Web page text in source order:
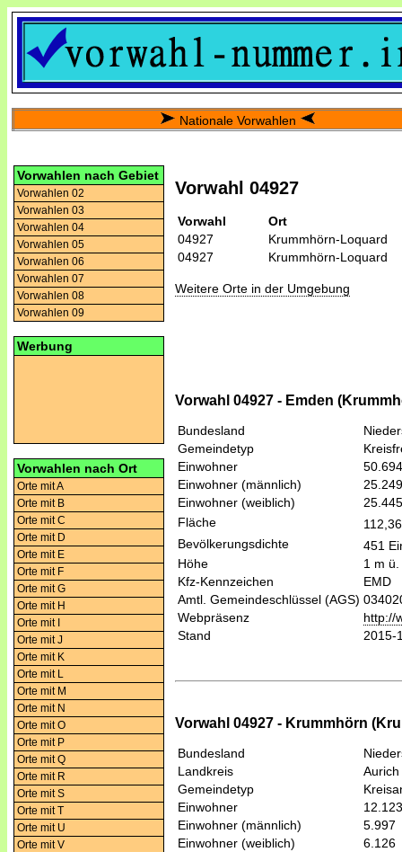
Nationale Vorwahlen
Vorwahlen nach Gebiet
Vorwahlen 02
Vorwahlen 03
Vorwahlen 04
Vorwahlen 05
Vorwahlen 06
Vorwahlen 07
Vorwahlen 08
Vorwahlen 09
Werbung
Vorwahlen nach Ort
Orte mit A
Orte mit B
Orte mit C
Orte mit D
Orte mit E
Orte mit F
Orte mit G
Orte mit H
Orte mit I
Orte mit J
Orte mit K
Orte mit L
Orte mit M
Orte mit N
Orte mit O
Orte mit P
Orte mit Q
Orte mit R
Orte mit S
Orte mit T
Orte mit U
Orte mit V
Vorwahl 04927
Vorwahl
Ort
04927
Krummhörn-Loquard
04927
Krummhörn-Loquard
Weitere Orte in der Umgebung
Vorwahl 04927 - Emden
Bundesland
Gemeindetyp
Einwohner
50.694
Einwohner (männlich)
25.249
Einwohner (weiblich)
25.445
Fläche
Bevölkerungsdichte
451
Höhe
1 m ü.
Kfz-Kennzeichen
EMD
Amtl. Gemeindeschlüssel (AGS)
Webpräsenz
http://
Stand
2015-
Vorwahl 04927 - Krummhörn
Bundesland
Landkreis
Aurich
Gemeindetyp
Einwohner
12.123
Einwohner (männlich)
5.997
Einwohner (weiblich)
6.126